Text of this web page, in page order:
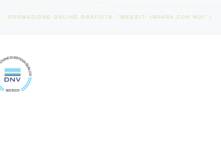
FORMAZIONE ONLINE GRATUITA: “WEBSIT: IMPARA CON NOI”